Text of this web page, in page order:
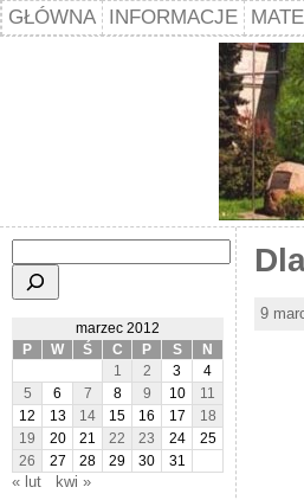
GŁÓWNA INFORMACJE
marzec 2012
P
W Ś C P S
N
1
2 3
4
5
6 7 8 9 10
11
12
13 14 15 16 17
18
19
20 21 22 23 24
25
26
27 28 29 30 31
« lut kwi »
9